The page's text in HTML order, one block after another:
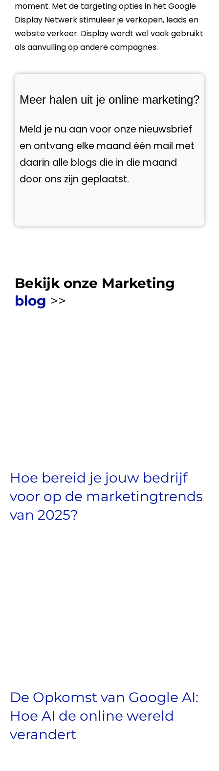
moment. Met de targetingopties in het Google
Display Netwerkstimuleer je verkopen, leads en
websiteverkeer. Display wordt wel vaak gebruikt
als aanvulling op andere campagnes.
Meer halen uit je online marketing?
Meld je nu aan voor onze nieuwsbrief
en ontvang elke maand één mail met
daarin alle blogs die in die maand
door ons zijn geplaatst.
Bekijk onze Marketing
blog >>
Hoe bereid je jouw bedrijf
voor op de marketingtrends
van 2025?
De Opkomst van Google AI:
Hoe AI de online wereld
verandert